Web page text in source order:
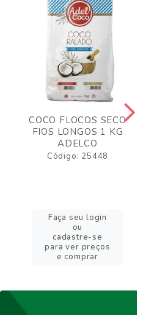
COCO FLOCOS SECO
FIOS LONGOS 1 KG
ADELCO
Código: 25448
Faça seu login
ou
cadastre-se
para ver preços
e comprar